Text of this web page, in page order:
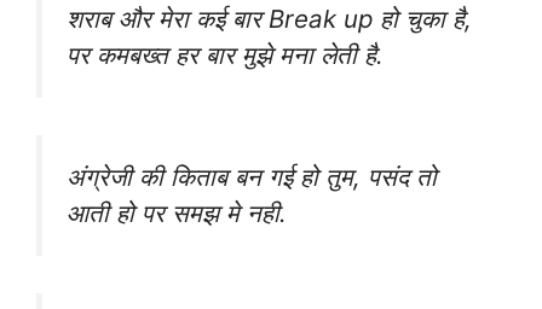
शराब और मेरा कई बार Break up हो चुका है,
पर कमबख्त हर बार मुझे मना लेती है.
अंग्रेजी की किताब बन गई हो तुम, पसंद तो
आती हो पर समझ मे नही.